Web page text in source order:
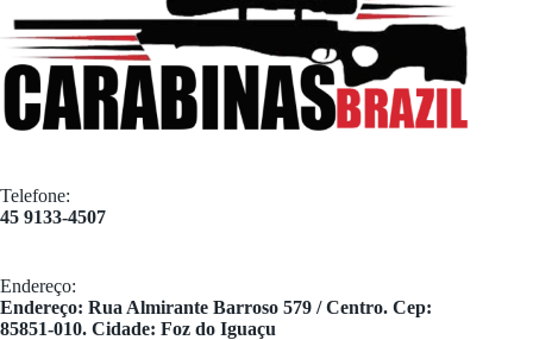
Telefone:
45 9133-4507
Endereço:
​Endereço: Rua Almirante Barroso 579 / Centro. Cep:
85851-010. Cidade: Foz do Iguaçu